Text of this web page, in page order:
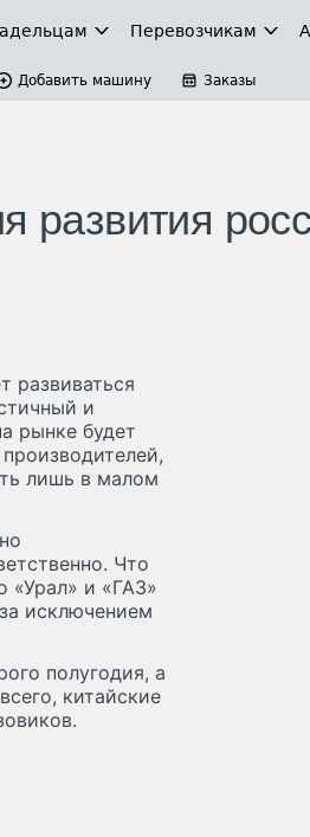
Перевозчикам
Добавить машину Заказы
развиваться
и
рынке будет
лишь в малом
Что
«Урал» и «ГАЗ»
исключением
полугодия, а
китайские